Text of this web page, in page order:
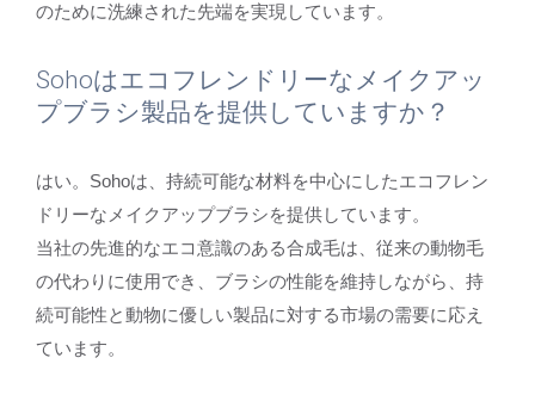
のために洗練された先端を実現しています。
Sohoはエコフレンドリーなメイクアッ
プブラシ製品を提供していますか？
はい。Sohoは、持続可能な材料を中心にしたエコフレン
ドリーなメイクアップブラシを提供しています。
当社の先進的なエコ意識のある合成毛は、従来の動物毛
の代わりに使用でき、ブラシの性能を維持しながら、持
続可能性と動物に優しい製品に対する市場の需要に応え
ています。